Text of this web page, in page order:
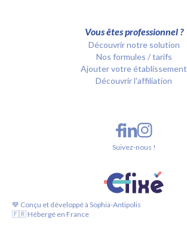
Vous êtes professionnel ?
Découvrir notre solution
Nos formules / tarifs
Ajouter votre établissement
Découvrir l'affiliation
💙 Conçu et développé à Sophia-Antipolis
🇫🇷 Hébergé en France
Suivez-nous !